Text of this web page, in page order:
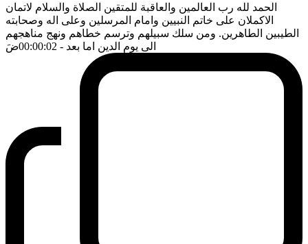
الحمد لله رب العالمين والعاقبة للمتقين الصلاة والسلام لاتمان
الاكملان على خاتم النبيين وامام المرسلين وعلى اله وصحابته
الطيبين الطاهرين. ومن سلك سبيلهم وترسم خطاهم ونهج مناهجهم
الى يوم الدين اما بعد - 00:00:02 ضَ